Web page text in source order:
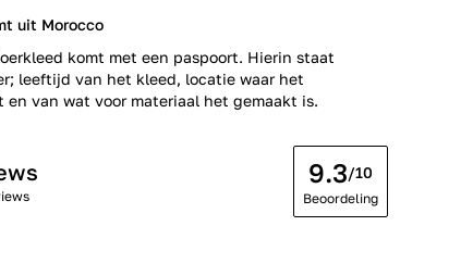
uit Morocco
komt met een paspoort. Hierin staat
leeftijd van het kleed, locatie waar het
en van wat voor materiaal het gemaakt is.
9.3/10
Beoordeling